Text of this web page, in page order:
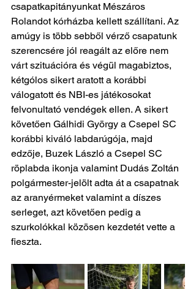
csapatkapitányunkat Mészáros
Rolandot kórházba kellett szállítani. Az
amúgy is több sebből vérző csapatunk
szerencsére jól reagált az előre nem
várt szituációra és végül magabiztos,
kétgólos sikert aratott a korábbi
válogatott és NBI-es játékosokat
felvonultató vendégek ellen. A sikert
követően Gálhidi György a Csepel SC
korábbi kiváló labdarúgója, majd
edzője, Buzek László a Csepel SC
röplabda ikonja valamint Dudás Zoltán
polgármester-jelölt adta át a csapatnak
az aranyérmeket valamint a díszes
serleget, azt követően pedig a
szurkolókkal közösen kezdetét vette a
fieszta.